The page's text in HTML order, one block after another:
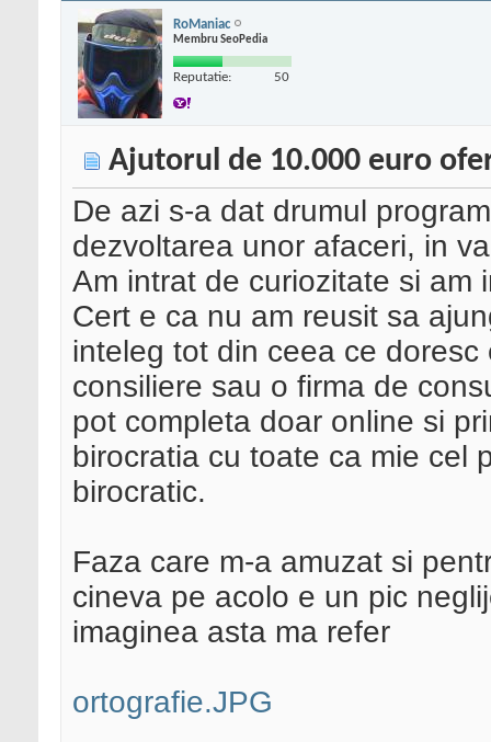
RoManiac
Membru SeoPedia
Reputatie: 50
Ajutorul de 10.000 euro
De azi s-a dat drumul
dezvoltarea unor afaceri, in
Am intrat de curiozitate si am
Cert e ca nu am reusit sa
inteleg tot din ceea ce
consiliere sau o firma de
pot completa doar online si
birocratia cu toate ca mie cel
birocratic.
Faza care m-a amuzat si
cineva pe acolo e un pic
imaginea asta ma refer
ortografie.JPG